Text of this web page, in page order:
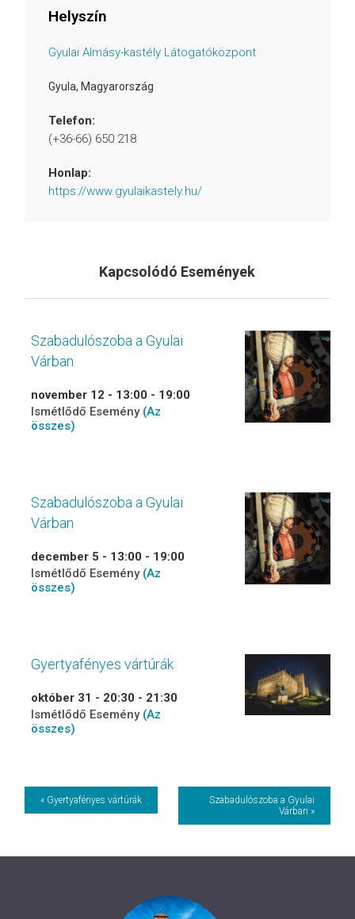
Helyszín
Gyulai Almásy-kastély Látogatóközpont
Gyula, Magyarország
Telefon:
(+36-66) 650 218
Honlap:
https://www.gyulaikastely.hu/
Kapcsolódó Események
Szabadulószoba a Gyulai
Várban
november 12 - 13:00 - 19:00
Ismétlődő Esemény (Az
összes)
Szabadulószoba a Gyulai
Várban
december 5 - 13:00 - 19:00
Ismétlődő Esemény (Az
összes)
Gyertyafényes vártúrák
október 31 - 20:30 - 21:30
Ismétlődő Esemény (Az
összes)
Event
Navigation
« Gyertyafényes vártúrák
Szabadulószoba a Gyulai
Várban »